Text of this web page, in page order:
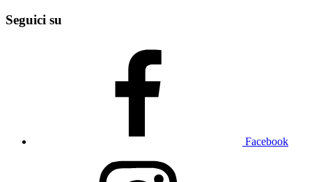
Seguici su
Facebook